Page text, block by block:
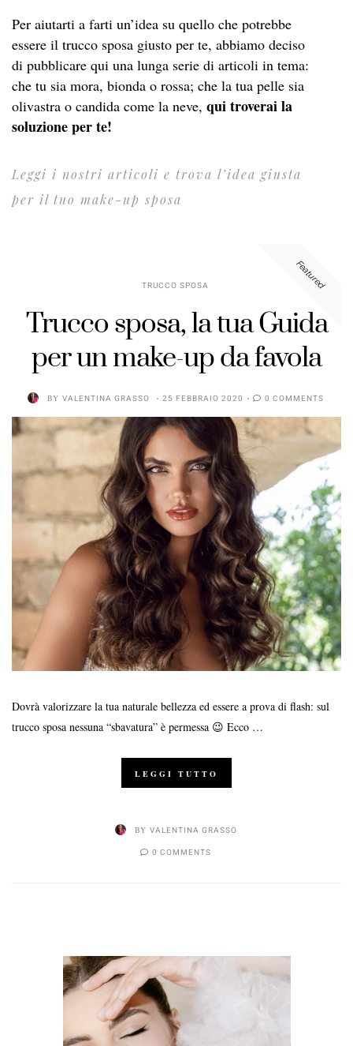
Per aiutarti a farti un’idea su quello che potrebbe
essere il trucco sposa giusto per te, abbiamo deciso
di pubblicare qui una lunga serie di articoli in tema:
che tu sia mora, bionda o rossa; che la tua pelle sia
olivastra o candida come la neve, qui troverai la
soluzione per te!
Leggi i nostri articoli e trova l’idea giusta
per il tuo make-up sposa
Featured
TRUCCO SPOSA
Trucco sposa, la tua Guida
per un make-up da favola
BY VALENTINA GRASSO 25 FEBBRAIO 2020 0 COMMENTS
Dovrà valorizzare la tua naturale bellezza ed essere a prova di flash: sul
trucco sposa nessuna “sbavatura” è permessa 😉 Ecco …
LEGGI TUTTO
BY VALENTINA GRASSO
0 COMMENTS